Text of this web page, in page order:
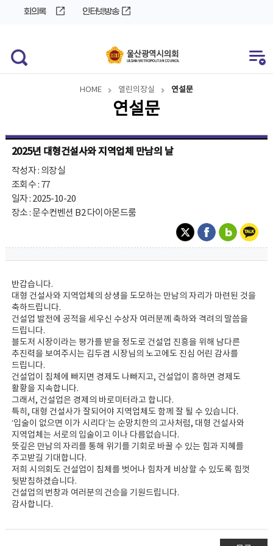
회의록 인터넷방송
HOME 열린의장실 연설문
연설문
2025년 대형건설사와 지역업체 만남의 날
작성자 : 의장실
조회수 : 77
일자 : 2025-10-20
장소 : 문수컨벤션 B2 다이아몬드룸
반갑습니다.
대형 건설사와 지역업체의 상생을 도모하는 만남의 자리가 마련된 것을
축하드립니다.
건설업 발전에 공적을 세우신 수상자 여러분께 축하와 격려의 말씀을
드립니다.
블도저 시장이라는 평가를 받을 정도로 건설업 진흥을 위해 남다른
추진력을 보여주시는 김두겸 시장님의 노고에도 진심 어린 감사를
드립니다.
건설업이 침체에 빠지면 경제도 나빠지고, 건설업이 흥하면 경제도
활황을 지속합니다.
그래서, 건설업은 경제의 바로미터라고 합니다.
특히, 대형 건설사가 잘되어야 지역업체도 함께 잘 될 수 있습니다.
‘입술이 없으면 이가 시리다’는 순망치한의 고사처럼, 대형 건설사와
지역업체는 서로의 입술이고 이나 다름없습니다.
뜻깊은 만남의 자리를 통해 위기를 기회로 바꿀 수 있는 힘과 지혜를
주고받길 기대합니다.
저희 시의회도 건설업이 침체를 벗어나 힘차게 비상할 수 있도록 힘껏
뒷받침하겠습니다.
건설업의 번창과 여러분의 건승을 기원드립니다.
감사합니다.